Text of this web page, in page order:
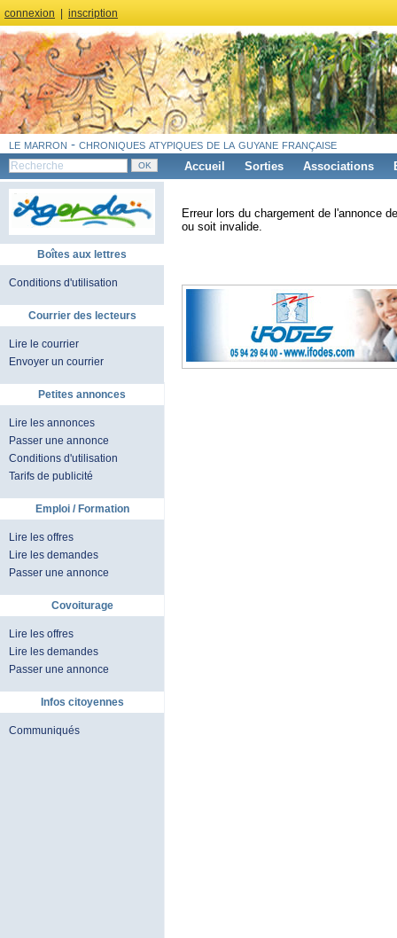
connexion inscription
le marron - chroniques atypiques de la guyane française
Accueil Sorties Associations
Boîtes aux lettres
Conditions d'utilisation
Courrier des lecteurs
Lire le courrier
Envoyer un courrier
Petites annonces
Lire les annonces
Passer une annonce
Conditions d'utilisation
Tarifs de publicité
Emploi / Formation
Lire les offres
Lire les demandes
Passer une annonce
Covoiturage
Lire les offres
Lire les demandes
Passer une annonce
Infos citoyennes
Communiqués
Erreur lors du chargement de l'annonce
ou soit invalide.